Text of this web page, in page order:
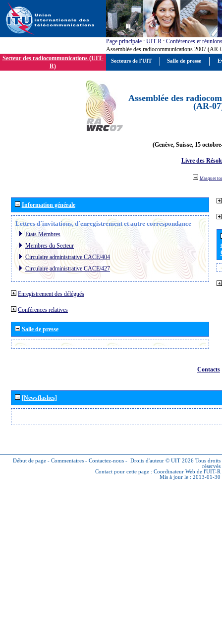
Page principale : UIT-R : Conférences et réunions
Assemblée des radiocommunications 2007 (AR-
Secteur des radiocommunications (UIT-
R)
Assemblée des
(AR-
(Genève, Suisse, 15
Livre des
Masquer
Information générale
Lettres d´invitations, d´enregistrement et autre correspondance
Etats Membres
Membres du Secteur
Circulaire administrative CACE/404
Circulaire administrative CACE/427
Enregistrement des délégués
Conférences relatives
Salle de presse
Contacts
[Newsflashes]
Début de page - Commentaires - Contactez-nous - Droits d'auteur © UIT 2026 Tous droits
réservés
Contact pour cette page : Coordinateur Web de l'UIT-R
Mis à jour le : 2013-01-30
Secteurs de l'UIT Salle de presse